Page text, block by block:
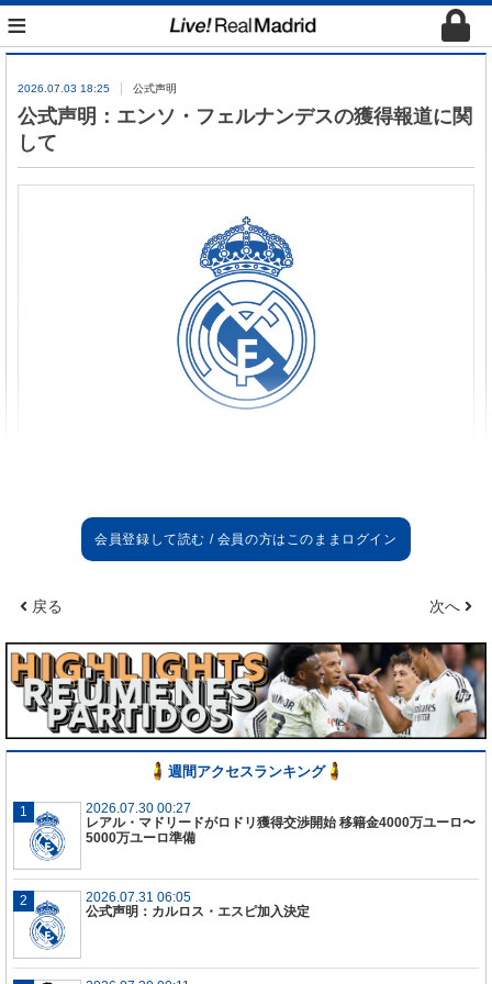
≡
2026.07.03 18:25 公式声明
公式声明：エンソ・フェルナンデスの獲得報道に関
して
の獲得に向けた直接的・間接的ないかなる交渉も行
っておらず、また、そのような移籍を実現させる意
られている優れたサッカー選手であるエンソ・フェ
ルナンデス選手、ならびに当クラブと良好な関係を
築いているチェルシーFCに対し、最大限の敬意を表
します。
チェルシーFCのようなクラブに対する敬意、そして
レアル・マドリードが常に重んじてきたクラブ間の
信義と誠実さの原則に基づき、当クラブは、事実無
根で現実に即していない一連の憶測を明確に否定す
る必要があると判断いたしました。
レアル・マドリードは、事実関係が明白であり、当
クラブが一切の行動を取っていないにもかかわら
ず、現実と異なる情報が依然として拡散され続けて
戻る 次へ
週間アクセスランキング
2026.07.30 00:27
レアル・マドリードがロドリ獲得交渉開始 移籍金4000万ユーロ〜
5000万ユーロ準備
2026.07.31 06:05
公式声明：カルロス・エスピ加入決定